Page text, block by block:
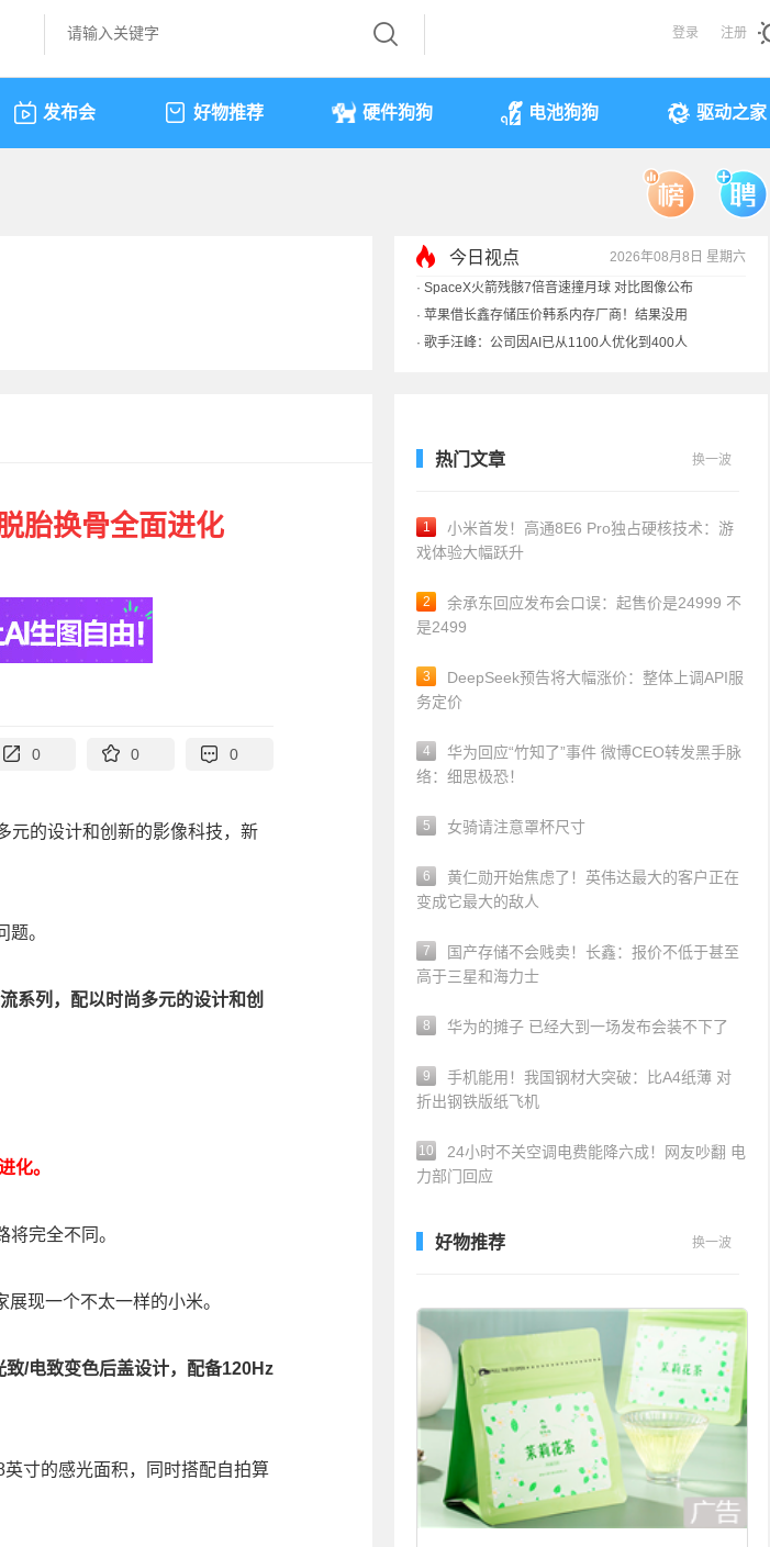
登录 注册
发布会 好物推荐 硬件狗狗 电池狗狗 驱动之家
今日视点 2026年08月8日 星期六
· 索尼旗舰电视上市：115寸、149999元
· SpaceX火箭残骸7倍音速撞月球 对比图像公布
· 苹果借长鑫存储压价韩系内存厂商！结果没用
胎换骨全面进化
0 0 0
的设计和创新的影像科技，新
。
系列，配以时尚多元的设计和创
化。
完全不同。
现一个不太一样的小米。
/电致变色后盖设计，配备120Hz
寸的感光面积，同时搭配自拍算
热门文章 换一波
1
小米首发！高通8E6 Pro独占硬核技术：游
戏体验大幅跃升
2
余承东回应发布会口误：起售价是24999 不
是2499
3
DeepSeek预告将大幅涨价：整体上调API服
务定价
4
华为回应“竹知了”事件 微博CEO转发黑手脉
络：细思极恐！
5 女骑请注意罩杯尺寸
6
黄仁勋开始焦虑了！英伟达最大的客户正在
变成它最大的敌人
7
国产存储不会贱卖！长鑫：报价不低于甚至
高于三星和海力士
8 华为的摊子 已经大到一场发布会装不下了
9
手机能用！我国钢材大突破：比A4纸薄 对
折出钢铁版纸飞机
10
24小时不关空调电费能降六成！网友吵翻 电
力部门回应
好物推荐 换一波